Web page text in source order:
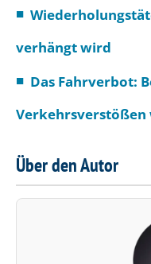
verhängt wird
Das Fahrverbot:
Verkehrsverstößen
Über den Autor